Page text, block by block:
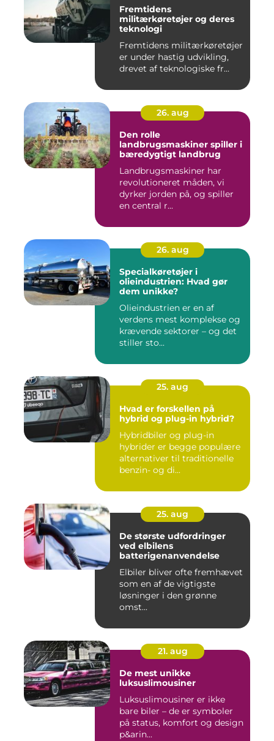
Fremtidens
militærkøretøjer og deres
teknologi
Fremtidens militærkøretøjer
er under hastig udvikling,
drevet af teknologiske fr...
26. aug
Den rolle
landbrugsmaskiner spiller i
bæredygtigt landbrug
Landbrugsmaskiner har
revolutioneret måden, vi
dyrker jorden på, og spiller
en central r...
26. aug
Specialkøretøjer i
olieindustrien: Hvad gør
dem unikke?
Olieindustrien er en af
verdens mest komplekse og
krævende sektorer – og det
stiller sto...
25. aug
Hvad er forskellen på
hybrid og plug-in hybrid?
Hybridbiler og plug-in
hybrider er begge populære
alternativer til traditionelle
benzin- og di...
25. aug
De største udfordringer
ved elbilens
batterigenanvendelse
Elbiler bliver ofte fremhævet
som en af de vigtigste
løsninger i den grønne
omst...
21. aug
De mest unikke
luksuslimousiner
Luksuslimousiner er ikke
bare biler – de er symboler
på status, komfort og design
p&arin...